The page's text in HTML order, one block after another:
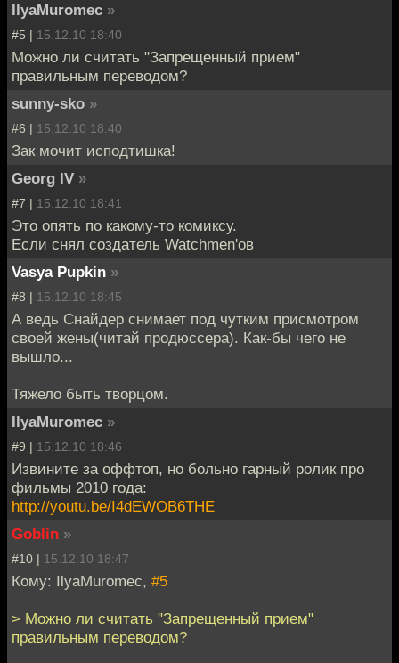
IlyaMuromec »
#5 | 15.12.10 18:40
Можно ли считать "Запрещенный прием"
правильным переводом?
sunny-sko »
#6 | 15.12.10 18:40
Зак мочит исподтишка!
Georg IV »
#7 | 15.12.10 18:41
Это опять по какому-то комиксу.
Если снял создатель Watchmen'ов
Vasya Pupkin »
#8 | 15.12.10 18:45
А ведь Снайдер снимает под чутким присмотром
своей жены(читай продюссера). Как-бы чего не
вышло...
Тяжело быть творцом.
IlyaMuromec »
#9 | 15.12.10 18:46
Извините за оффтоп, но больно гарный ролик про
фильмы 2010 года:
http://youtu.be/I4dEWOB6THE
Goblin »
#10 | 15.12.10 18:47
Кому: IlyaMuromec, #5
> Можно ли считать "Запрещенный прием"
правильным переводом?